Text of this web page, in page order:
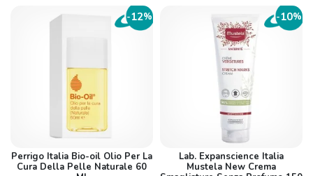
-12%
Perrigo Italia Bio-oil Olio Per La
Cura Della Pelle Naturale 60
-10%
Lab. Expanscience Italia
Mustela New Crema